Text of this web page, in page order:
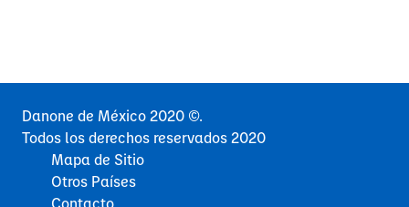
Danone de México 2020 ©.
Todos los derechos reservados 2020
Mapa de Sitio
Otros Países
Contacto